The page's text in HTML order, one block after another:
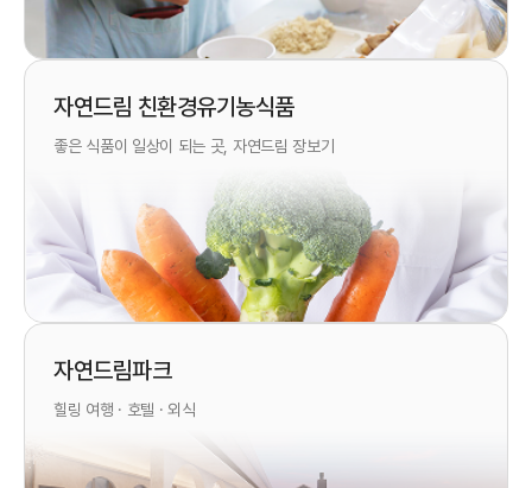
자연드림 친환경유기농식품
좋은 식품이 일상이 되는 곳, 자연드림 장보기
자연드림파크
힐링 여행 · 호텔 · 외식